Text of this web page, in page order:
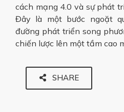
cách mạng 4.0 và sự phát
Đây là một bước ngoặt
đường phát triển song
chiến lược lên một tầm cao
SHARE